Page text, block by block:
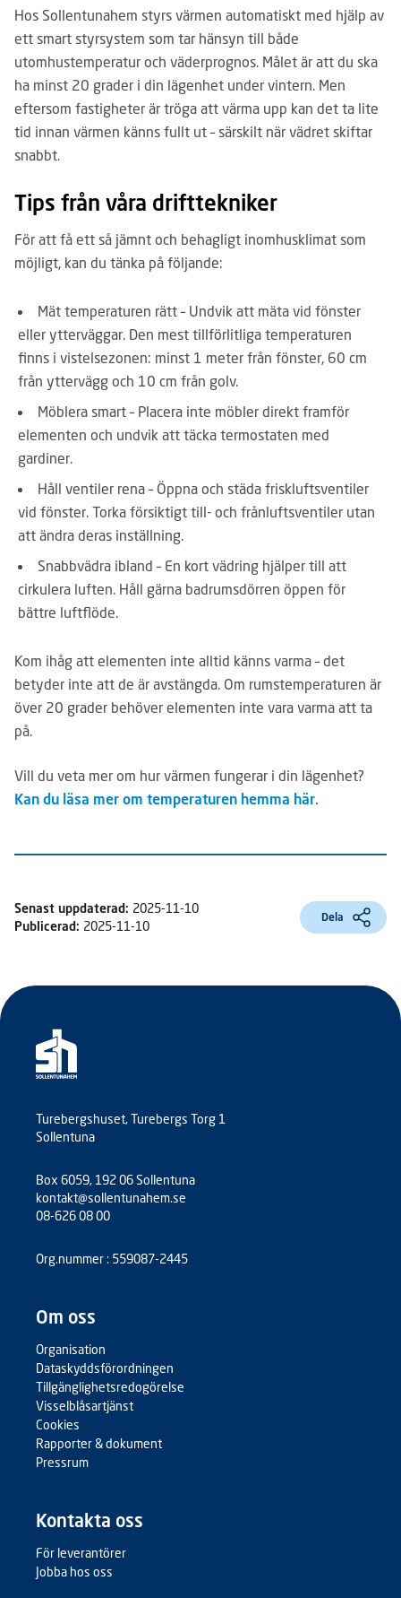
Hos Sollentunahem styrs värmen automatiskt med hjälp av
ett smart styrsystem som tar hänsyn till både
utomhustemperatur och väderprognos. Målet är att du ska
ha minst 20 grader i din lägenhet under vintern. Men
eftersom fastigheter är tröga att värma upp kan det ta lite
tid innan värmen känns fullt ut – särskilt när vädret skiftar
snabbt.
Tips från våra drifttekniker
För att få ett så jämnt och behagligt inomhusklimat som
möjligt, kan du tänka på följande:
Mät temperaturen rätt – Undvik att mäta vid fönster
eller ytterväggar. Den mest tillförlitliga temperaturen
finns i vistelsezonen: minst 1 meter från fönster, 60 cm
från yttervägg och 10 cm från golv.
Möblera smart – Placera inte möbler direkt framför
elementen och undvik att täcka termostaten med
gardiner.
Håll ventiler rena – Öppna och städa friskluftsventiler
vid fönster. Torka försiktigt till- och frånluftsventiler utan
att ändra deras inställning.
Snabbvädra ibland – En kort vädring hjälper till att
cirkulera luften. Håll gärna badrumsdörren öppen för
bättre luftflöde.
Kom ihåg att elementen inte alltid känns varma – det
betyder inte att de är avstängda. Om rumstemperaturen är
över 20 grader behöver elementen inte vara varma att ta
på.
Vill du veta mer om hur värmen fungerar i din lägenhet?
Kan du läsa mer om temperaturen hemma här.
Senast uppdaterad: 2025-11-10
Publicerad: 2025-11-10
Dela
Turebergshuset, Turebergs Torg 1
Sollentuna
Box 6059, 192 06 Sollentuna
kontakt@sollentunahem.se
08-626 08 00
Org.nummer : 559087-2445
Om oss
Organisation
Dataskyddsförordningen
Tillgänglighetsredogörelse
Visselblåsartjänst
Cookies
Rapporter & dokument
Pressrum
Kontakta oss
För leverantörer
Jobba hos oss